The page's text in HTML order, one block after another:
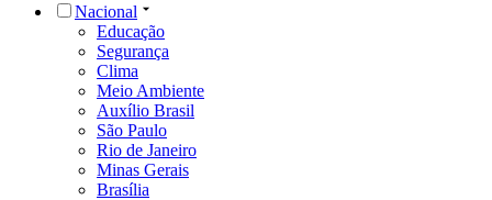
Nacional
Educação
Segurança
Clima
Meio Ambiente
Auxílio Brasil
São Paulo
Rio de Janeiro
Minas Gerais
Brasília